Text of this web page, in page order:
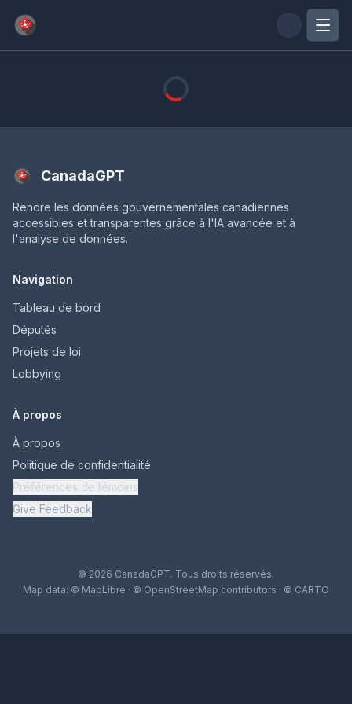
CanadaGPT
Rendre les données gouvernementales canadiennes
accessibles et transparentes grâce à l'IA avancée et à
l'analyse de données.
Navigation
Tableau de bord
Députés
Projets de loi
Lobbying
À propos
À propos
Politique de confidentialité
Préférences de témoins
Give Feedback
© 2026 CanadaGPT. Tous droits réservés.
Map data: © MapLibre · © OpenStreetMap contributors · © CARTO